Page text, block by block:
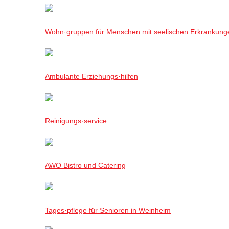
Wohn·gruppen für Menschen mit seelischen
Ambulante Erziehungs·hilfen
Reinigungs·service
AWO Bistro und Catering
Tages·pflege für Senioren in Weinheim